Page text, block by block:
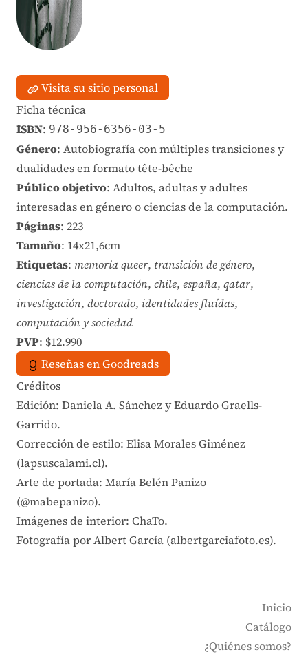
Visita su sitio personal
Ficha técnica
ISBN: 978-956-6356-03-5
Género: Autobiografía con múltiples transiciones y
dualidades en formato tête-bêche
Público objetivo: Adultos, adultas y adultes
interesadas en género o ciencias de la computación.
Páginas: 223
Tamaño: 14x21,6cm
Etiquetas: memoria queer, transición de género,
ciencias de la computación, chile, españa, qatar,
investigación, doctorado, identidades fluídas,
computación y sociedad
PVP: $12.990
Reseñas en Goodreads
Créditos
Edición: Daniela A. Sánchez y Eduardo Graells-
Garrido.
Corrección de estilo: Elisa Morales Giménez
(lapsuscalami.cl).
Arte de portada: María Belén Panizo
(@mabepanizo).
Imágenes de interior: ChaTo.
Fotografía por Albert García (albertgarciafoto.es).
Inicio
Catálogo
¿Quiénes somos?